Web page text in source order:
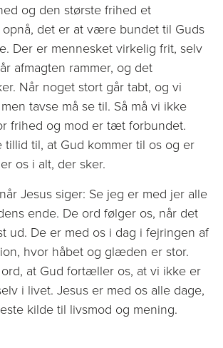
og den største frihed et
det er at være bundet til Guds
Der er mennesket virkelig frit, selv
afmagten rammer, og det
Når noget stort går tabt, og vi
tavse må se til. Så må vi ikke
frihed og mod er tæt forbundet.
tillid til, at Gud kommer til os og er
os i alt, der sker.
Jesus siger: Se jeg er med jer alle
ende. De ord følger os, når det
ud. De er med os i dag i fejringen af
hvor håbet og glæden er stor.
at Gud fortæller os, at vi ikke er
i livet. Jesus er med os alle dage,
kilde til livsmod og mening.